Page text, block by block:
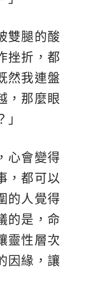
雙腿的酸
挫折，都
然我連盤
，那麼眼
心會變得
，都可以
的人覺得
的是，命
靈性層次
因緣，讓